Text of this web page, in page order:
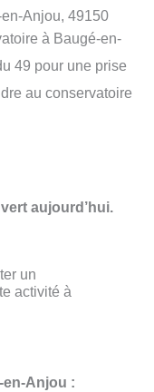
Anjou, 49150
à Baugé-en-
49 pour une prise
au conservatoire
aujourd’hui.
un
activité à
en-Anjou :